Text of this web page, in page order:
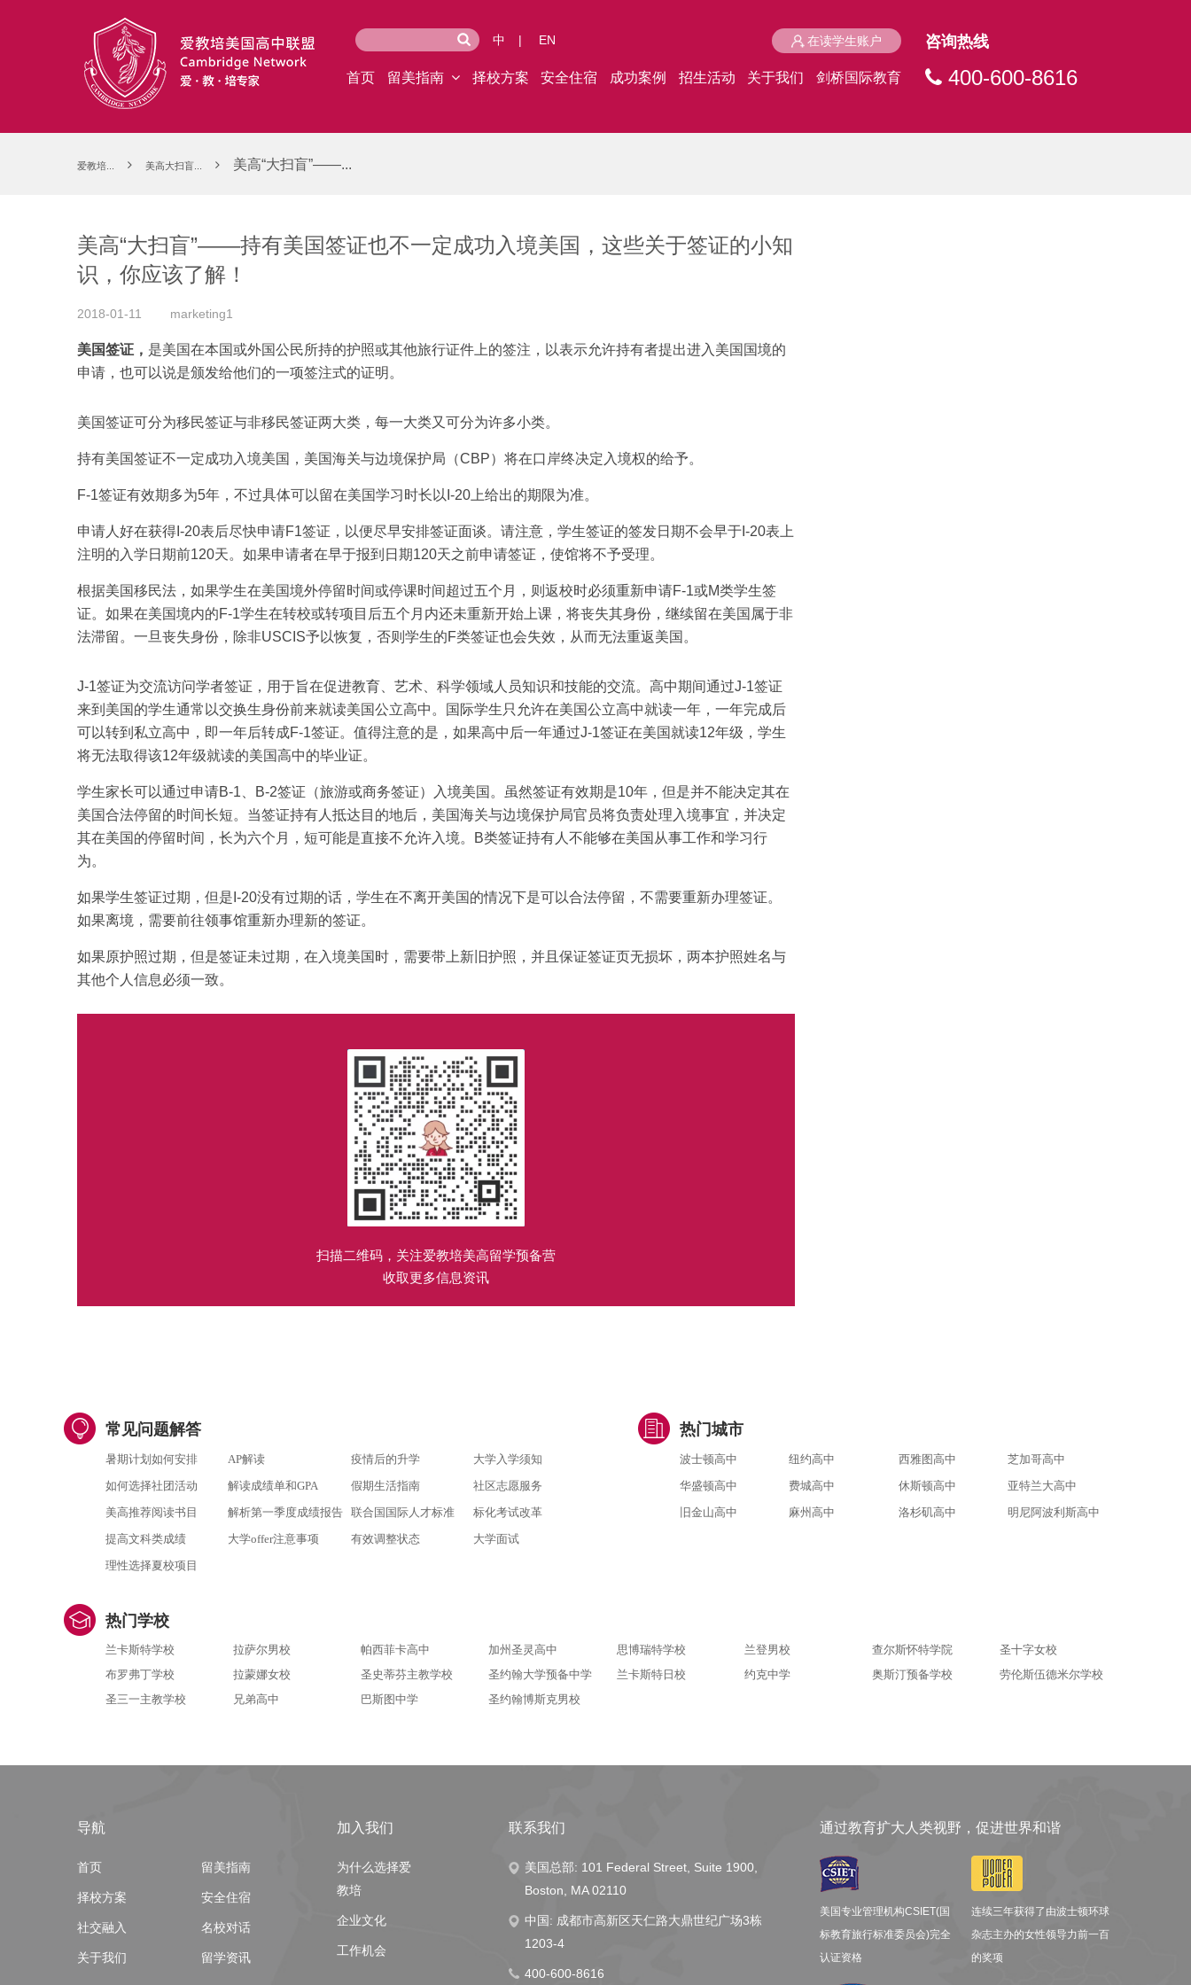
在读学生账户
中 | EN
首页 留美指南 择校方案 安全住宿 成功案例 招生活动 关于我们 剑桥国际教育
咨询热线
400-600-8616
爱教培... 美高大扫盲... 美高“大扫盲”——...
美高“大扫盲”——持有美国签证也不一定成功入境美国，这些关于签证的小知
识，你应该了解！
2018-01-11 marketing1
美国签证， 是美国在本国或外国公民所持的护照或其他旅行证件上的签注，以表示允许持有者提出进入美国国境的
申请，也可以说是颁发给他们的一项签注式的证明。
美国签证可分为移民签证与非移民签证两大类，每一大类又可分为许多小类。
持有美国签证不一定成功入境美国，美国海关与边境保护局（CBP）将在口岸终决定入境权的给予。
F-1签证有效期多为5年，不过具体可以留在美国学习时长以I-20上给出的期限为准。
申请人好在获得I-20表后尽快申请F1签证，以便尽早安排签证面谈。请注意，学生签证的签发日期不会早于I-20表上
注明的入学日期前120天。如果申请者在早于报到日期120天之前申请签证，使馆将不予受理。
根据美国移民法，如果学生在美国境外停留时间或停课时间超过五个月，则返校时必须重新申请F-1或M类学生签
证。如果在美国境内的F-1学生在转校或转项目后五个月内还未重新开始上课，将丧失其身份，继续留在美国属于非
法滞留。一旦丧失身份，除非USCIS予以恢复，否则学生的F类签证也会失效，从而无法重返美国。
J-1签证为交流访问学者签证，用于旨在促进教育、艺术、科学领域人员知识和技能的交流。高中期间通过J-1签证
来到美国的学生通常以交换生身份前来就读美国公立高中。国际学生只允许在美国公立高中就读一年，一年完成后
可以转到私立高中，即一年后转成F-1签证。值得注意的是，如果高中后一年通过J-1签证在美国就读12年级，学生
将无法取得该12年级就读的美国高中的毕业证。
学生家长可以通过申请B-1、B-2签证（旅游或商务签证）入境美国。虽然签证有效期是10年，但是并不能决定其在
美国合法停留的时间长短。当签证持有人抵达目的地后，美国海关与边境保护局官员将负责处理入境事宜，并决定
其在美国的停留时间，长为六个月，短可能是直接不允许入境。B类签证持有人不能够在美国从事工作和学习行
为。
如果学生签证过期，但是I-20没有过期的话，学生在不离开美国的情况下是可以合法停留，不需要重新办理签证。
如果离境，需要前往领事馆重新办理新的签证。
如果原护照过期，但是签证未过期，在入境美国时，需要带上新旧护照，并且保证签证页无损坏，两本护照姓名与
其他个人信息必须一致。
扫描二维码，关注爱教培美高留学预备营
收取更多信息资讯
常见问题解答
暑期计划如何安排 AP解读 疫情后的升学
大学入学须知
如何选择社团活动
解读成绩单和GPA 假期生活指南
社区志愿服务
美高推荐阅读书目
解析第一季度成绩报告 联合国国际人才标准
标化考试改革
提高文科类成绩
大学offer注意事项 有效调整状态
大学面试
理性选择夏校项目
热门城市
波士顿高中 纽约高中 西雅图高中
芝加哥高中
华盛顿高中
费城高中 休斯顿高中
亚特兰大高中
旧金山高中
麻州高中 洛杉矶高中 明尼阿波利斯高中
热门学校
兰卡斯特学校 拉萨尔男校 帕西菲卡高中 加州圣灵高中 思博瑞特学校 兰登男校 查尔斯怀特学院
圣十字女校
布罗弗丁学校
拉蒙娜女校 圣史蒂芬主教学校 圣约翰大学预备中学 兰卡斯特日校 约克中学 奥斯汀预备学校
劳伦斯伍德米尔学校
圣三一主教学校
兄弟高中 巴斯图中学 圣约翰博斯克男校
导航
首页 留美指南
择校方案 安全住宿
社交融入 名校对话
关于我们 留学资讯
加入我们
为什么选择爱
教培
企业文化
工作机会
联系我们
美国总部: 101 Federal Street, Suite 1900,
Boston, MA 02110
中国: 成都市高新区天仁路大鼎世纪广场3栋
1203-4
400-600-8616
通过教育扩大人类视野，促进世界和谐
美国专业管理机构CSIET(国
标教育旅行标准委员会)完全
认证资格
连续三年获得了由波士顿环球
杂志主办的女性领导力前一百
的奖项